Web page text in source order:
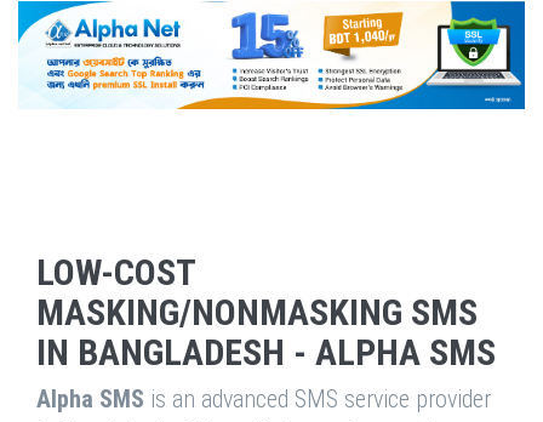
LOW-COST
MASKING/NONMASKING SMS
IN BANGLADESH - ALPHA SMS
Alpha SMS is an advanced SMS service provider